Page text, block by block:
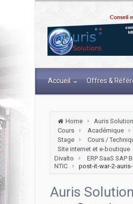
Accueil Offres &
Home Auris
Cours
Académique
Stage
Cours /
Site internet et e-boutique
Divalto
ERP SaaS SAP
NTIC
post-it-war-2-
Auris